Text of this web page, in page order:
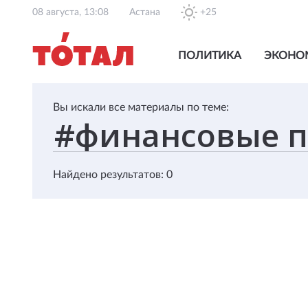
08 августа, 13:08 Астана +25
ПОЛИТИКА
Вы искали все материалы по теме:
Найдено результатов: 0